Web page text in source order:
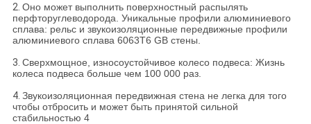
2. Оно может выполнить поверхностный распылять
перфторуглеводорода. Уникальные профили алюминиевого
сплава: рельс и звукоизоляционные передвижные профили
алюминиевого сплава 6063T6 GB стены.
3. Сверхмощное, износоустойчивое колесо подвеса: Жизнь
колеса подвеса больше чем 100 000 раз.
4. Звукоизоляционная передвижная стена не легка для того
чтобы отбросить и может быть принятой сильной
стабильностью 4